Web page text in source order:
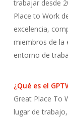
trabajar desde
Place to Work
excelencia,
miembros de la
entorno de
¿Qué es el
Great Place To
lugar de